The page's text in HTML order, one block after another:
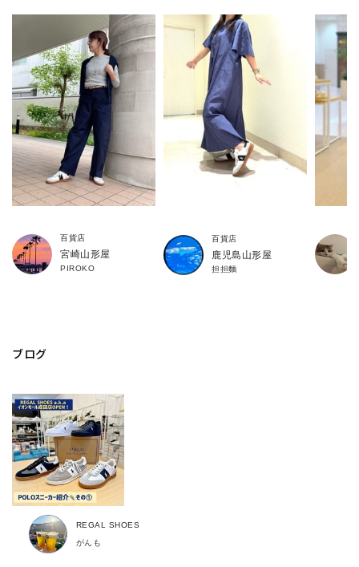
百貨店
宮崎山形屋
PIROKO
百貨店
鹿児島山形屋
担担麵
ブログ
REGAL SHOES
がんも